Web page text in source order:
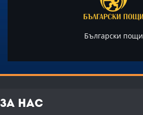
Български пощи
За нас